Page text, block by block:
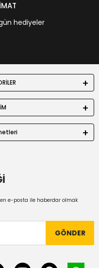
hediyeler
e-posta ile haberdar olmak
GÖNDER